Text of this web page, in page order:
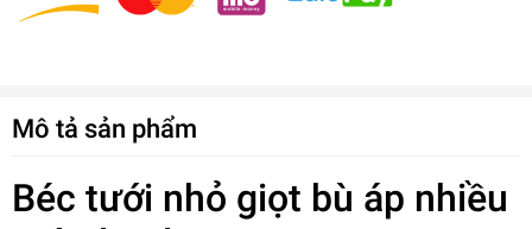
Mô tả sản phẩm
Béc tưới nhỏ giọt bù áp nhiều